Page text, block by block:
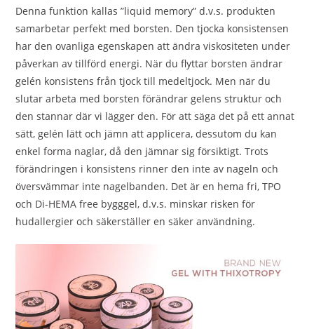
Denna funktion kallas ”liquid memory” d.v.s. produkten
samarbetar perfekt med borsten. Den tjocka konsistensen
har den ovanliga egenskapen att ändra viskositeten under
påverkan av tillförd energi. När du flyttar borsten ändrar
gelén konsistens från tjock till medeltjock. Men när du
slutar arbeta med borsten förändrar gelens struktur och
den stannar där vi lägger den. För att säga det på ett annat
sätt, gelén lätt och jämn att applicera, dessutom du kan
enkel forma naglar, då den jämnar sig försiktigt. Trots
förändringen i konsistens rinner den inte av nageln och
översvämmar inte nagelbanden. Det är en hema fri, TPO
och Di-HEMA free bygggel, d.v.s. minskar risken för
hudallergier och säkerställer en säker användning.